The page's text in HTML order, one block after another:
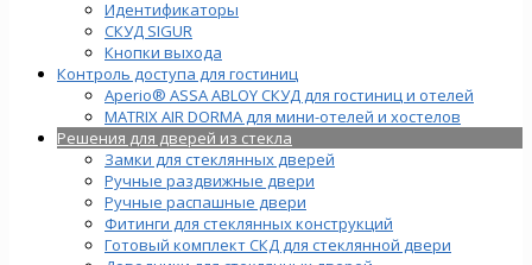
Идентификаторы
СКУД SIGUR
Кнопки выхода
Контроль доступа для гостиниц
Aperio® ASSA ABLOY СКУД для гостиниц и отелей
MATRIX AIR DORMA для мини-отелей и хостелов
Решения для дверей из стекла
Замки для стеклянных дверей
Ручные раздвижные двери
Ручные распашные двери
Фитинги для стеклянных конструкций
Готовый комплект СКД для стеклянной двери